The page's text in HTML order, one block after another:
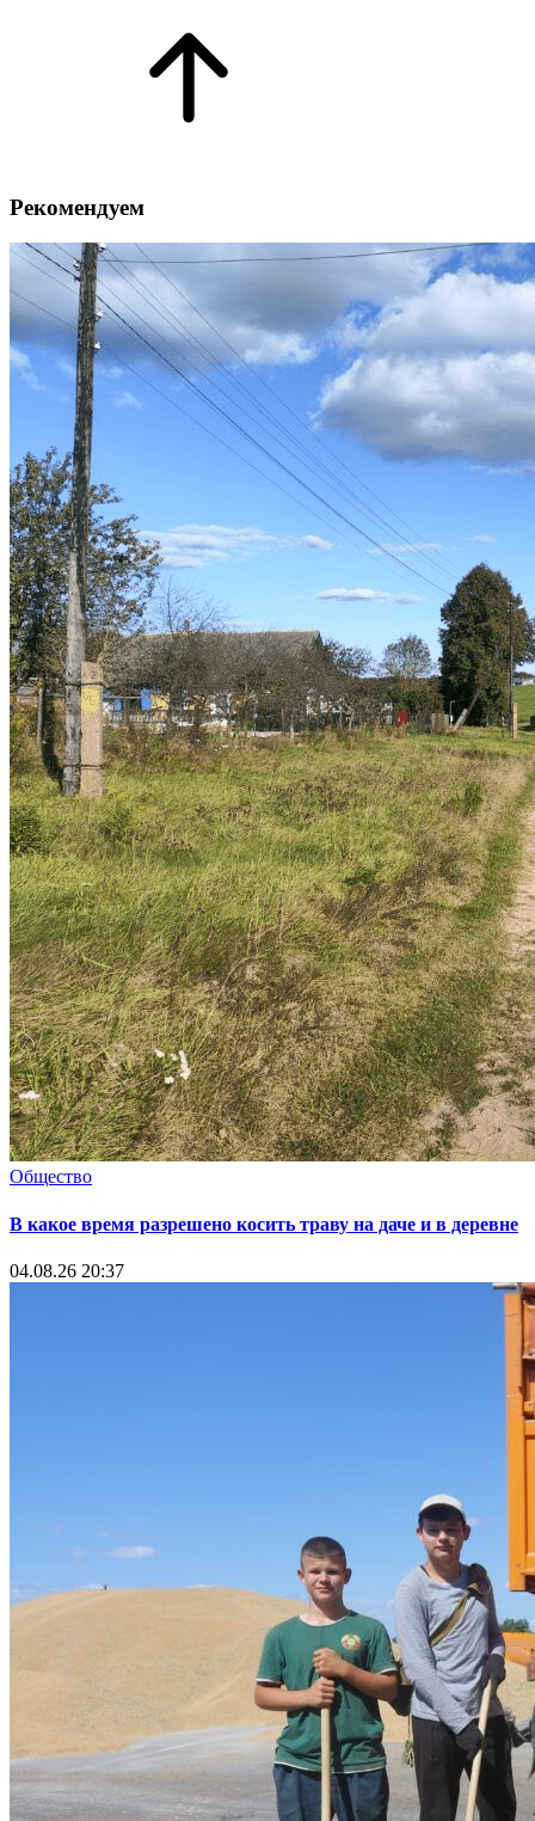
Рекомендуем
Общество
В какое время разрешено косить траву на даче и в деревне
04.08.26 20:37